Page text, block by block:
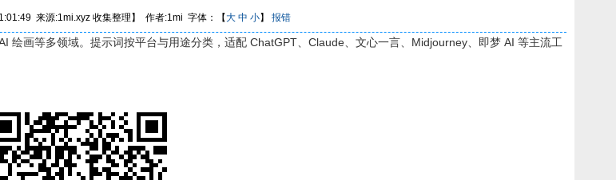
来源:1mi.xyz 收集整理】 作者:1mi 字体：【大 中 小】 报错
画等多领域。提示词按平台与用途分类，适配 ChatGPT、Claude、文心一言、Midjourney、即梦 AI 等主流工